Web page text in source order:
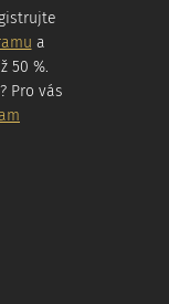
a
50 %.
Pro vás